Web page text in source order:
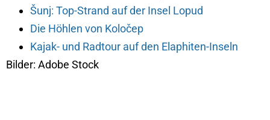
Šunj: Top-Strand auf der Insel Lopud
Die Höhlen von Koločep
Kajak- und Radtour auf den Elaphiten-Inseln
Bilder: Adobe Stock